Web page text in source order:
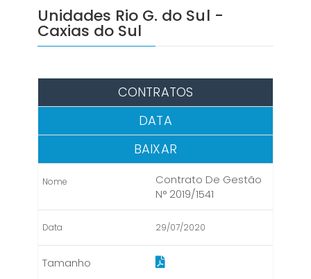
Unidades Rio G. do Sul -
Caxias do Sul
CONTRATOS
DATA
BAIXAR
Contrato De Gestão
N° 2019/1541
29/07/2020